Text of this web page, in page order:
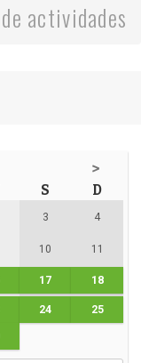
actividades
>
S D
3 4
10 11
17 18
24 25